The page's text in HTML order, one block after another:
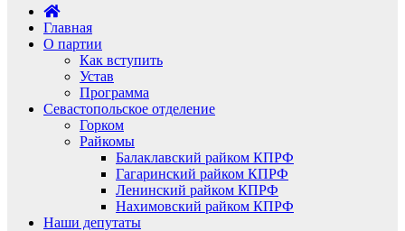
Главная
О партии
Как вступить
Устав
Программа
Севастопольское отделение
Горком
Райкомы
Балаклавский райком КПРФ
Гагаринский райком КПРФ
Ленинский райком КПРФ
Нахимовский райком КПРФ
Наши депутаты